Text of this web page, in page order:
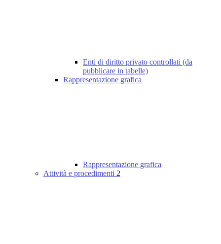
Enti di diritto privato controllati (da
pubblicare in tabelle)
Rappresentazione grafica
Rappresentazione grafica
Attività e procedimenti 2